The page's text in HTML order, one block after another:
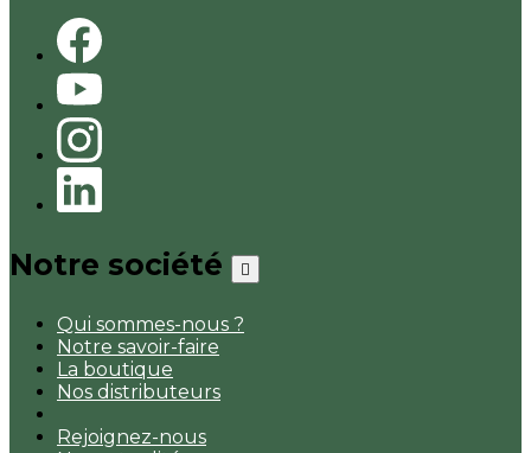
Notre société 
Qui sommes-nous ?
Notre savoir-faire
La boutique
Nos distributeurs
Rejoignez-nous